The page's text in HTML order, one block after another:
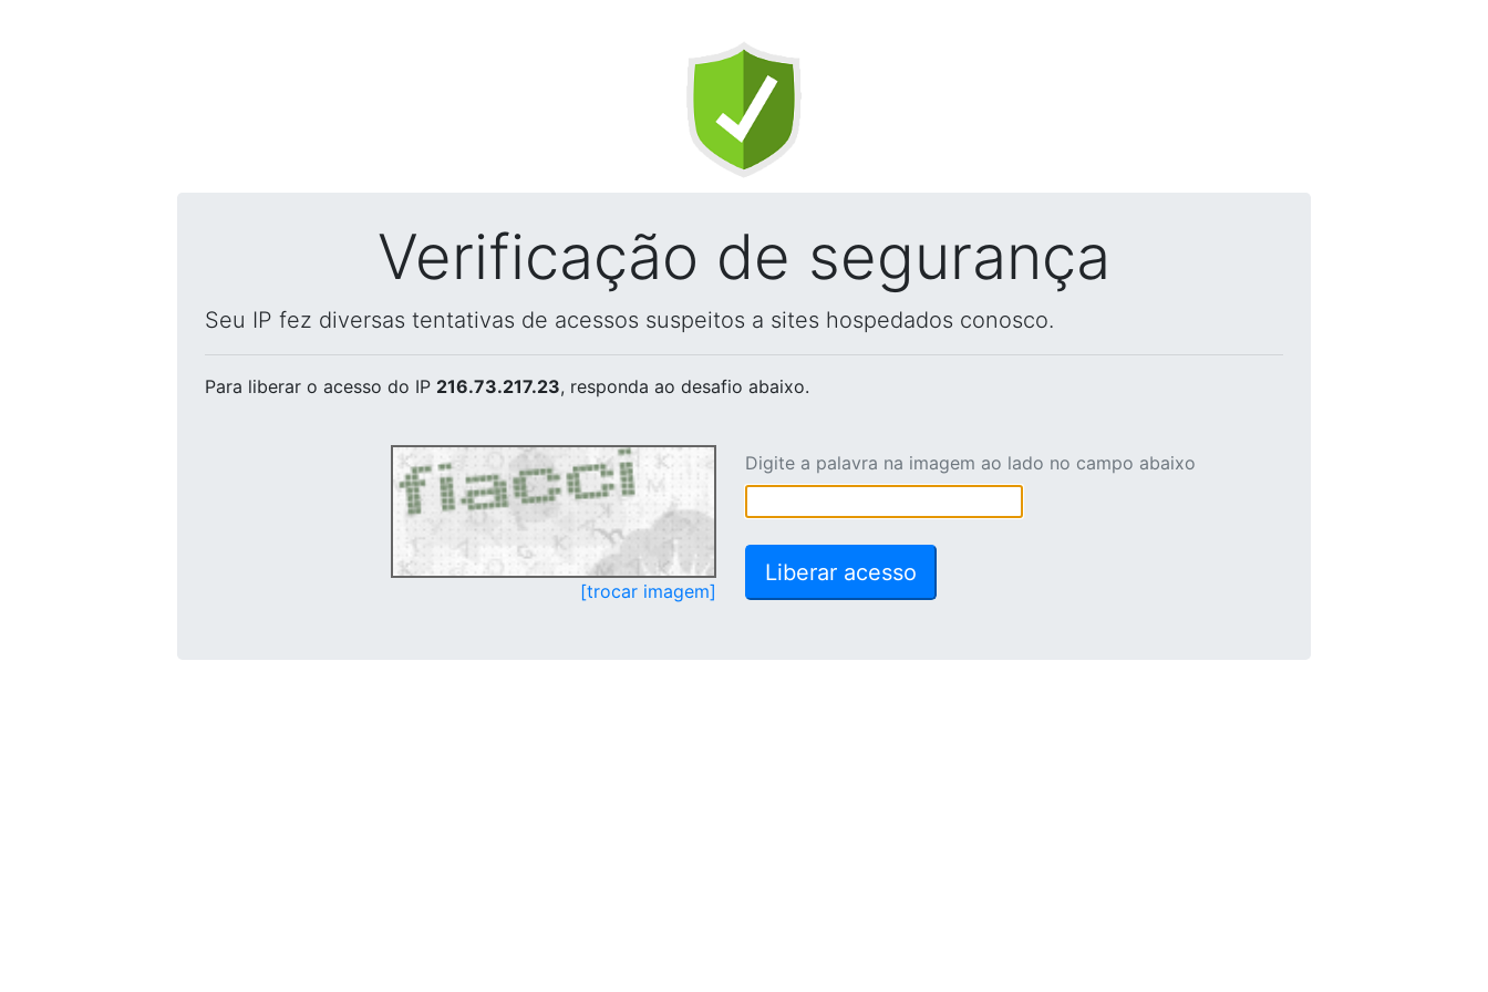
Verificação de segurança
Seu IP fez diversas tentativas de acessos suspeitos a sites hospedados conosco.
Para liberar o acesso do IP 216.73.217.23, responda ao desafio abaixo.
[trocar imagem]
Digite a palavra na imagem ao lado no campo abaixo